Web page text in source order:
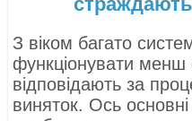
З віком багато
функціонувати
відповідають за
виняток. Ось